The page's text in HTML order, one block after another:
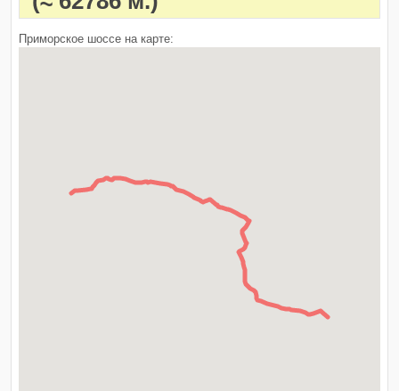
Приморское шоссе на карте: